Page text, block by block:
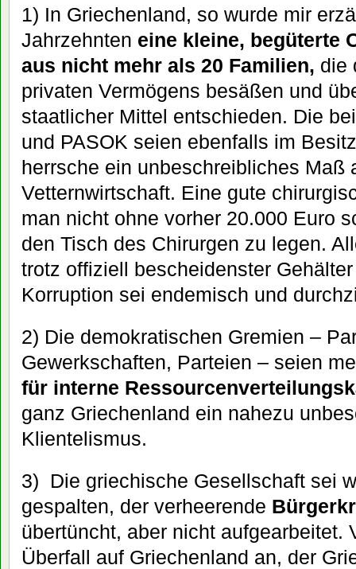
1) In Griechenland, so wurde mir
Jahrzehnten eine kleine, begüterte
aus nicht mehr als 20 Familien, die
privaten Vermögens besäßen und
staatlicher Mittel entschieden. Die
und PASOK seien ebenfalls im
herrsche ein unbeschreibliches Maß
Vetternwirtschaft. Eine gute
man nicht ohne vorher 20.000 Euro
den Tisch des Chirurgen zu legen.
trotz offiziell bescheidenster
Korruption sei endemisch und
2) Die demokratischen Gremien –
Gewerkschaften, Parteien – seien
für interne
ganz Griechenland ein nahezu
Klientelismus.
3) Die griechische Gesellschaft sei
gespalten, der verheerende
übertüncht, aber nicht aufgearbeitet.
Überfall auf Griechenland an, der